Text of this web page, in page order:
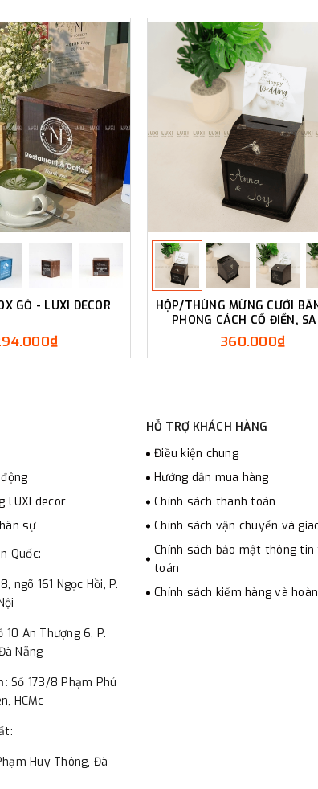
GỖ - LUXI DECOR
HỘP/THÙNG MỪNG CƯỚI
PHONG CÁCH CỔ ĐIỂN,
TRỌNG - LUXI DECOR
360.000₫
LUXI decor
sự
Quốc:
ngõ 161 Ngọc Hồi, P.
10 An Thượng 6, P.
Nẵng
Số 173/8 Phạm Phú
HCMc
Huy Thông, Đà
HỖ TRỢ KHÁCH HÀNG
Điều kiện chung
Hướng dẫn mua hàng
Chính sách thanh toán
Chính sách vận chuyển và
Chính sách bảo mật thông tin
toán
Chính sách kiểm hàng và